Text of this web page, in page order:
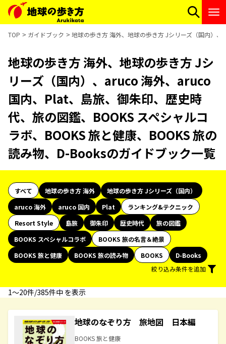
TOP ガイドブック 地球の歩き方 海外、地球の歩き方 Jシリーズ（国内）
地球の歩き方 海外、地球の歩き方 Jシ
リーズ（国内）、aruco 海外、aruco
国内、Plat、島旅、御朱印、歴史時
代、旅の図鑑、BOOKS スペシャルコ
ラボ、BOOKS 旅と健康、BOOKS 旅の
読み物、D-Booksのガイドブック一覧
すべて 地球の歩き方 海外
地球の歩き方 Jシリーズ（国内）
aruco 海外
aruco 国内 Plat
ランキング&テクニック
Resort Style
島旅 御朱印 歴史時代
旅の図鑑
BOOKS スペシャルコラボ
BOOKS 旅の名言＆絶景
BOOKS 旅と健康
BOOKS 旅の読み物 BOOKS
D-Books
絞り込み条件を追加
1〜20件/385件中 を表示
地球のなぞり方 旅地図 日本編
BOOKS 旅と健康